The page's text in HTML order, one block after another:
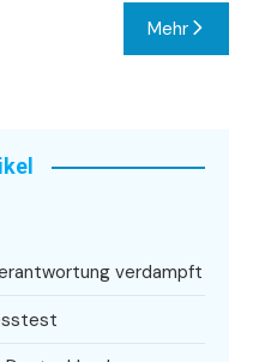
Mehr
verdampft